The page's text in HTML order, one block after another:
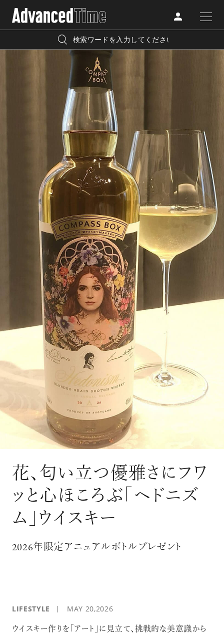
FASHION
BEAUTY
TRAVEL
LIFESTYLE
FOLLOW US
AdvancedClub
『AdvancedTime』は、自由でしなやかに生きるハイエンド
な大人達におくる、スペシャルイシュー満載のメディア。
高感度なファッション、カルチャーに溺愛、未知の幅広い
教養を求め、今までの人生で積んだ経験、知見を余裕をも
って楽しみながら、進化するソーシャルに寄り添いたい。
何かに縛られていた時間から解き放たれつつある世代の
ライフスタイルを豊かに彩る『AdvancedTime』が発信する
情報をさらに充実し、より速やかに、活用できる
「AdvancedClub」会員組織を設けました。
「AdvancedClub」会員に登録すると、プレゼント応募情報
の一覧、プレミアムな会員限定イベント、ブランドのエクス
クルーシブアイテムの紹介など、特別なコンテンツ情報を
メールマガジンでお届け致します。更に『AdvancedTime』
のタブロイドマガジンのご案内もあり、送付手数料のみを
ご負担いただくことでお手元で『AdvancedTime』をお楽し
みいただけます。
登録は無料です。
一緒に『AdvancedTime』を楽しみましょう！
会員登録をする
人気の検索キーワード
リゾート
美白 アイメイク
花、匂い立つ優雅さにフワ
ッと心ほころぶ「ヘドニズ
ム」ウイスキー
2026年限定アニュアルボトルプレゼント
LIFESTYLE MAY 20,2026
ウイスキー作りを「アート」に見立て、挑戦的な美意識から